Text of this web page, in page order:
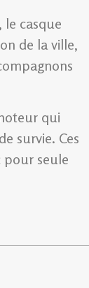
casque
de la ville,
qui
survie. Ces
pour seule